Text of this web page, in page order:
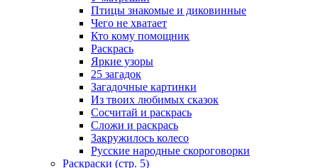
Птицы знакомые и диковинные
Чего не хватает
Кто кому помощник
Раскрась
Яркие узоры
25 загадок
Загадочные картинки
Из твоих любимых сказок
Сосчитай и раскрась
Сложи и раскрась
Закружилось колесо
Русские народные скороговорки
Раскраски (стр. 5)